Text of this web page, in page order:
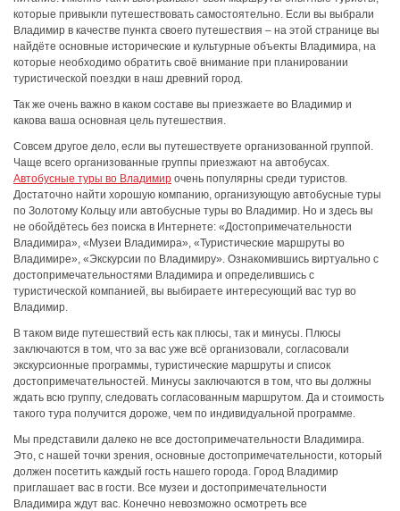
которые привыкли путешествовать самостоятельно. Если вы выбрали
Владимир в качестве пункта своего путешествия – на этой странице вы
найдёте основные исторические и культурные объекты Владимира, на
которые необходимо обратить своё внимание при планировании
туристической поездки в наш древний город.
Так же очень важно в каком составе вы приезжаете во Владимир и
какова ваша основная цель путешествия.
Совсем другое дело, если вы путешествуете организованной группой.
Чаще всего организованные группы приезжают на автобусах.
Автобусные туры во Владимир очень популярны среди туристов.
Достаточно найти хорошую компанию, организующую автобусные туры
по Золотому Кольцу или автобусные туры во Владимир. Но и здесь вы
не обойдётесь без поиска в Интернете: «Достопримечательности
Владимира», «Музеи Владимира», «Туристические маршруты во
Владимире», «Экскурсии по Владимиру». Ознакомившись виртуально с
достопримечательностями Владимира и определившись с
туристической компанией, вы выбираете интересующий вас тур во
Владимир.
В таком виде путешествий есть как плюсы, так и минусы. Плюсы
заключаются в том, что за вас уже всё организовали, согласовали
экскурсионные программы, туристические маршруты и список
достопримечательностей. Минусы заключаются в том, что вы должны
ждать всю группу, следовать согласованным маршрутом. Да и стоимость
такого тура получится дороже, чем по индивидуальной программе.
Мы представили далеко не все достопримечательности Владимира.
Это, с нашей точки зрения, основные достопримечательности, который
должен посетить каждый гость нашего города. Город Владимир
приглашает вас в гости. Все музеи и достопримечательности
Владимира ждут вас. Конечно невозможно осмотреть все